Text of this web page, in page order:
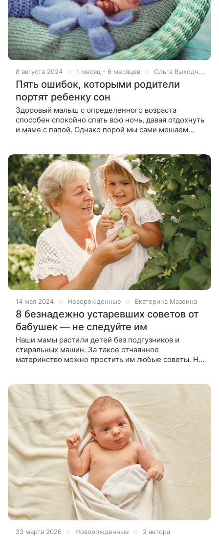
8 августа 2024 1 месяц - 6 месяцев Ольга Выходченко
Пять ошибок, которыми родители
портят ребенку сон
Здоровый малыш с определенного возраста
способен спокойно спать всю ночь, давая отдохнуть
и маме с папой. Однако порой мы сами мешаем
14 мая 2024 Новорожденные Екатерина Мазеина
8 безнадежно устаревших советов от
бабушек — не следуйте им
Наши мамы растили детей без подгузников и
стиральных машин. За такое отчаянное
материнство можно простить им любые советы. Но
23 марта 2026 Новорожденные 2 автора